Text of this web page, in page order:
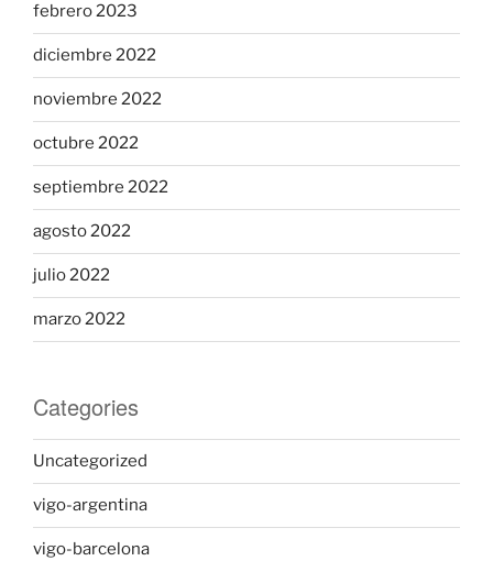
febrero 2023
diciembre 2022
noviembre 2022
octubre 2022
septiembre 2022
agosto 2022
julio 2022
marzo 2022
Categories
Uncategorized
vigo-argentina
vigo-barcelona